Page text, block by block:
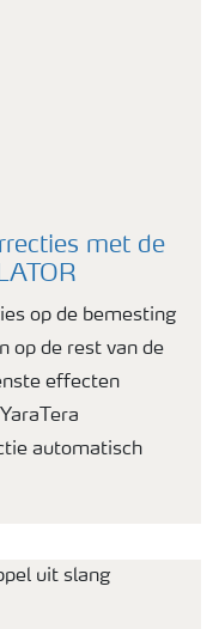
met de
op de bemesting
op de rest van de
effecten
automatisch